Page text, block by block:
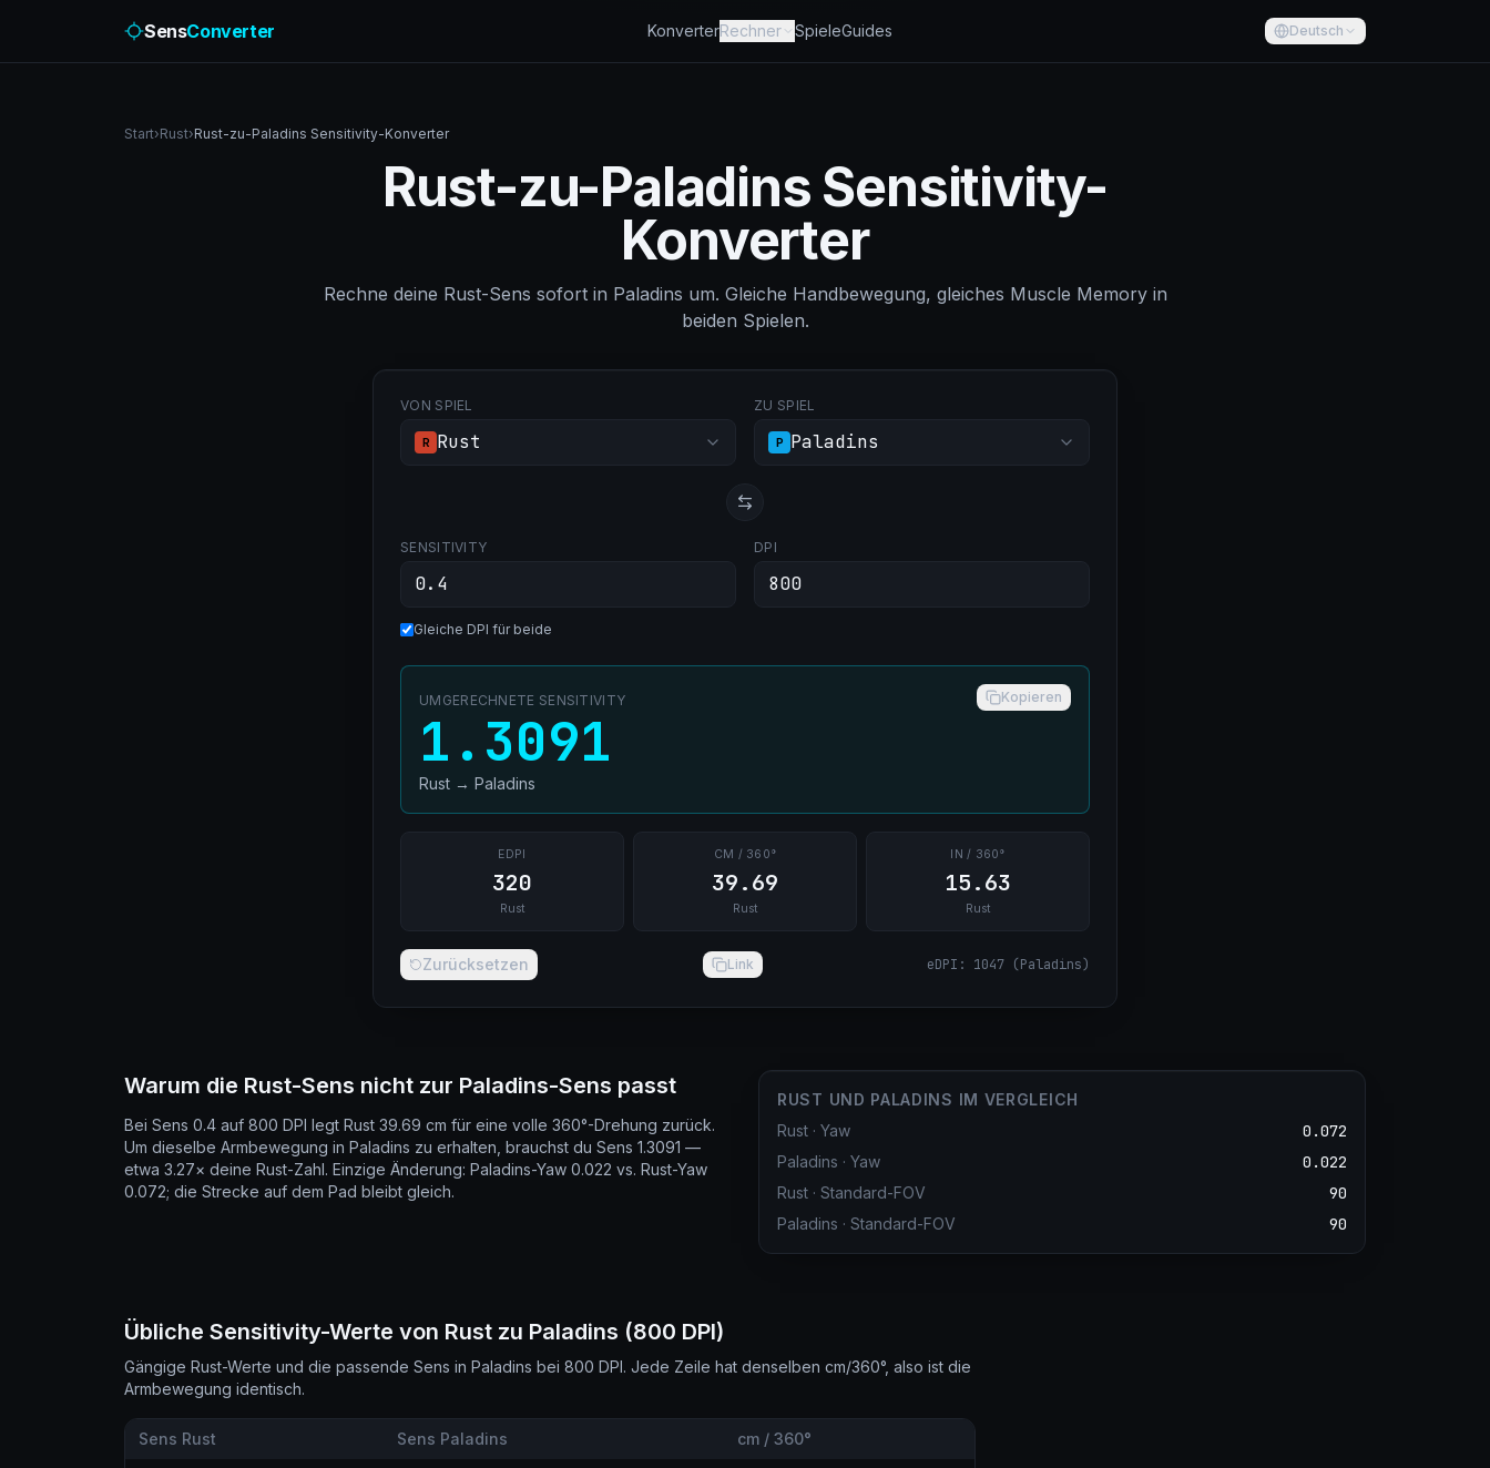
SensConverter KonverterRechner SpieleGuides Deutsch
Start›Rust›Rust-zu-Paladins Sensitivity-Konverter
Rust-zu-Paladins Sensitivity-
Konverter
Rechne deine Rust-Sens sofort in Paladins um. Gleiche Handbewegung, gleiches Muscle Memory in
beiden Spielen.
VON SPIEL
R Rust
ZU SPIEL
P Paladins
SENSITIVITY DPI
Gleiche DPI für beide
UMGERECHNETE SENSITIVITY Kopieren
1.3091
Rust → Paladins
EDPI
320
Rust
CM / 360°
39.69
Rust
IN / 360°
15.63
Rust
Zurücksetzen Link eDPI : 1047 (Paladins)
Warum die Rust-Sens nicht zur Paladins-Sens passt
Bei Sens 0.4 auf 800 DPI legt Rust 39.69 cm für eine volle 360°-Drehung zurück.
Um dieselbe Armbewegung in Paladins zu erhalten, brauchst du Sens 1.3091 —
etwa 3.27× deine Rust-Zahl. Einzige Änderung: Paladins-Yaw 0.022 vs. Rust-Yaw
0.072; die Strecke auf dem Pad bleibt gleich.
RUST UND PALADINS IM VERGLEICH
Rust · Yaw 0.072
Paladins · Yaw 0.022
Rust · Standard-FOV 90
Paladins · Standard-FOV 90
Übliche Sensitivity-Werte von Rust zu Paladins (800 DPI)
Gängige Rust-Werte und die passende Sens in Paladins bei 800 DPI. Jede Zeile hat denselben cm/360°, also ist die
Armbewegung identisch.
Sens Rust Sens Paladins cm / 360°